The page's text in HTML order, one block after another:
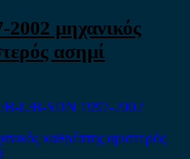
μηχανικός
ασημί
L/B-SDN 1997-2002